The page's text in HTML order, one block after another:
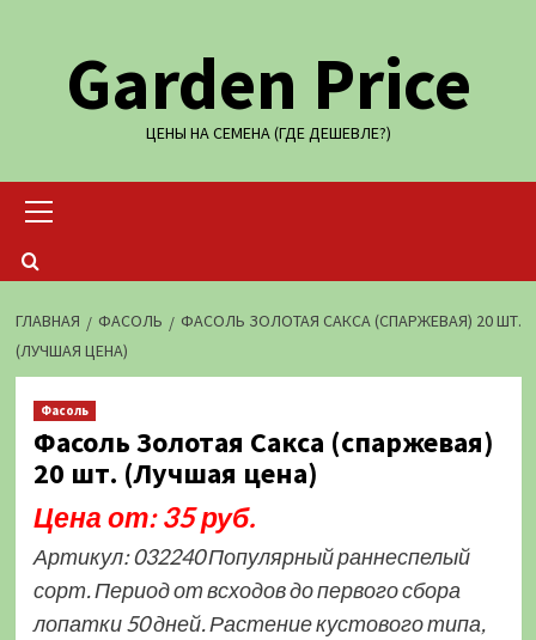
содержимомуGarden Price
ЦЕНЫ НА СЕМЕНА (ГДЕ ДЕШЕВЛЕ?)
меню
ГЛАВНАЯ ФАСОЛЬ
ФАСОЛЬ ЗОЛОТАЯ САКСА (СПАРЖЕВАЯ) 20 ШТ.
(ЛУЧШАЯ ЦЕНА)
Фасоль
Фасоль Золотая Сакса (спаржевая)
20 шт. (Лучшая цена)
Цена от: 35 руб.
Артикул: 032240 Популярный раннеспелый
сорт. Период от всходов до первого сбора
лопатки 50 дней. Растение кустового типа,